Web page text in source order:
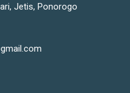
Jetis, Ponorogo